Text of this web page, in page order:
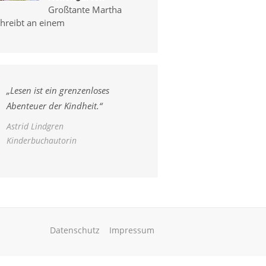
Großtante Martha
an einem
„Lesen ist ein grenzenloses
Abenteuer der Kindheit.“
Astrid Lindgren
Kinderbuchautorin
Datenschutz Impressum